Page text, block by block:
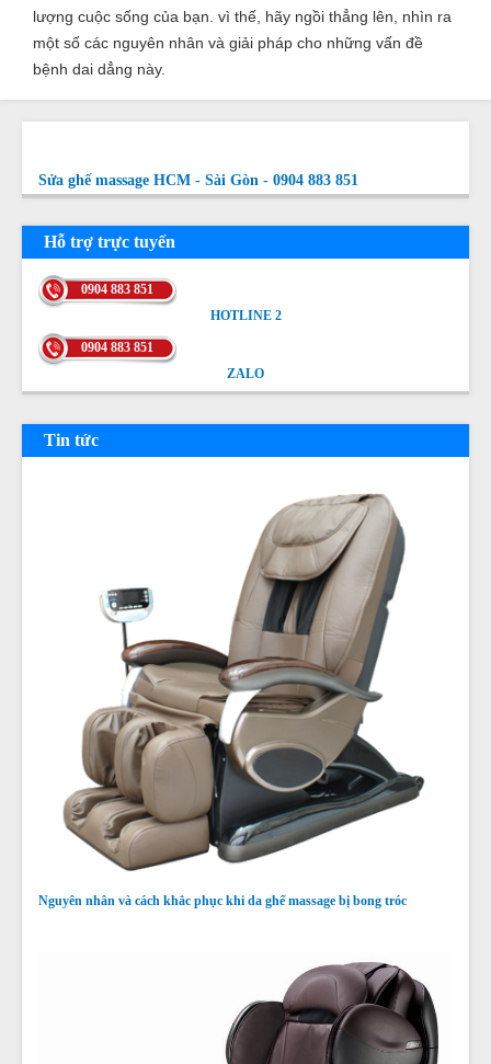
lượng cuộc sống của bạn. vì thế, hãy ngồi thẳng lên, nhìn ra
một số các nguyên nhân và giải pháp cho những vấn đề
bệnh dai dẳng này.
Sửa ghế massage HCM - Sài Gòn - 0904 883 851
Hỗ trợ trực tuyến
0904 883 851
HOTLINE 2
0904 883 851
ZALO
Tin tức
Nguyên nhân và cách khắc phục khi da ghế massage bị bong tróc